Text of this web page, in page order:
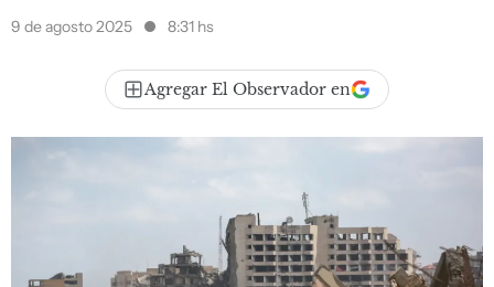
9 de agosto 2025 8:31 hs
Agregar El Observador en